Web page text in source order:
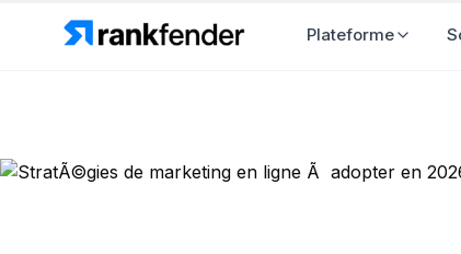
Plateforme